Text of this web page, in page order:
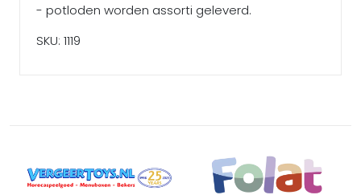
- potloden worden assorti geleverd.
SKU: 1119